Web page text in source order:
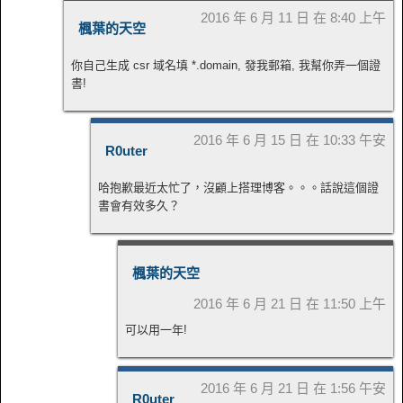
楓葉的天空
2016 年 6 月 11 日 在 8:40 上午
你自己生成 csr 域名填 *.domain, 發我郵箱, 我幫你弄一個證
書!
R0uter
2016 年 6 月 15 日 在 10:33 午安
哈抱歉最近太忙了，沒顧上搭理博客。。。話說這個證
書會有效多久？
楓葉的天空
2016 年 6 月 21 日 在 11:50 上午
可以用一年!
R0uter
2016 年 6 月 21 日 在 1:56 午安